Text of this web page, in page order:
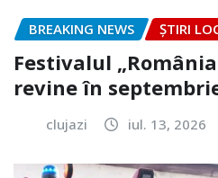
BREAKING NEWS ȘTIRI
Festivalul
revine în
clujazi iul. 13, 2026